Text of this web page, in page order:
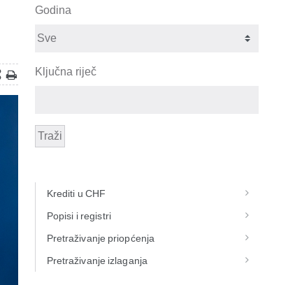
Godina
Ključna riječ
Traži
Krediti u CHF
Popisi i registri
Pretraživanje priopćenja
Pretraživanje izlaganja